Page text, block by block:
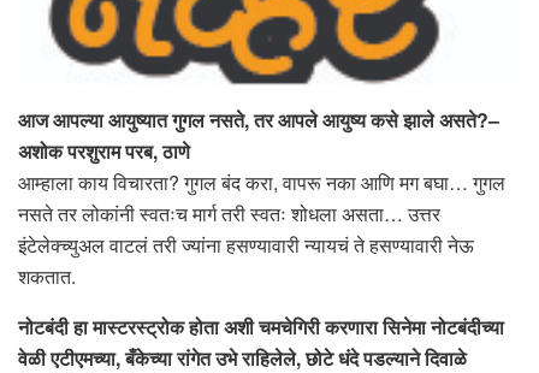
आज आपल्या आयुष्यात गुगल नसते, तर आपले आयुष्य कसे झाले असते?–
अशोक परशुराम परब, ठाणे
आम्हाला काय विचारता? गुगल बंद करा, वापरू नका आणि मग बघा… गुगल
नसते तर लोकांनी स्वतःच मार्ग तरी स्वतः शोधला असता… उत्तर
इंटेलेक्च्युअल वाटलं तरी ज्यांना हसण्यावारी न्यायचं ते हसण्यावारी नेऊ
शकतात.
नोटबंदी हा मास्टरस्ट्रोक होता अशी चमचेगिरी करणारा सिनेमा नोटबंदीच्या
वेळी एटीएमच्या, बँकेच्या रांगेत उभे राहिलेले, छोटे धंदे पडल्याने दिवाळे